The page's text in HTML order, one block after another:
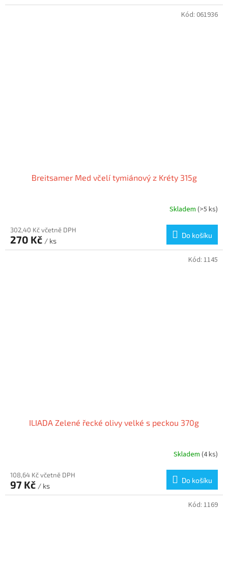
Breitsamer Med včelí tymiánový z Kréty 315g
Skladem (>5 ks)
302,40 Kč včetně DPH
270 Kč / ks
Do košíku
Kód: 061936
ILIADA Zelené řecké olivy velké s peckou 370g
Skladem (4 ks)
108,64 Kč včetně DPH
97 Kč / ks
Do košíku
Kód: 1145
Kód: 1169